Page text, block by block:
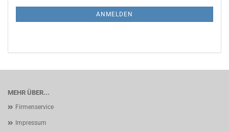
ANMELDEN
MEHR ÜBER...
Firmenservice
Impressum